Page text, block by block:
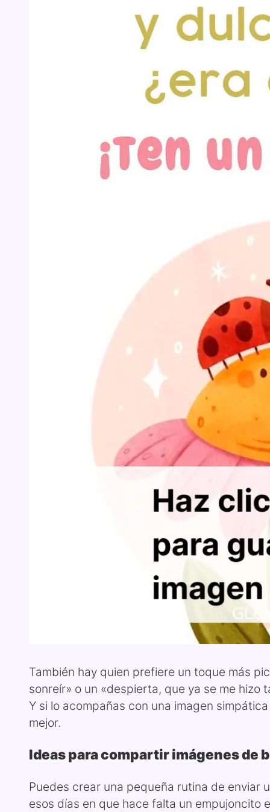
También hay quien prefiere un toque más
sonreír» o un «despierta, que ya se me
Y si lo acompañas con una imagen
mejor.
Ideas para compartir imágenes de
Puedes crear una pequeña rutina de enviar
esos días en que hace falta un empujoncito